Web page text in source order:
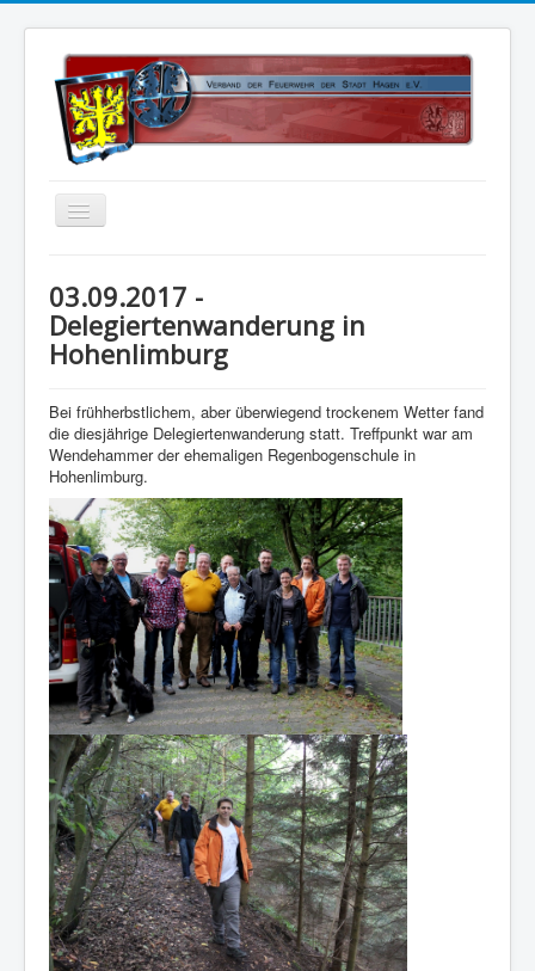
Über uns
Vorstand
Satzung
Kalender
Status 5
Berichte
Impressum
Datenschutz
03.09.2017 -
Delegiertenwanderung in
Hohenlimburg
Bei frühherbstlichem, aber überwiegend trockenem Wetter fand
die diesjährige Delegiertenwanderung statt. Treffpunkt war am
Wendehammer der ehemaligen Regenbogenschule in
Hohenlimburg.